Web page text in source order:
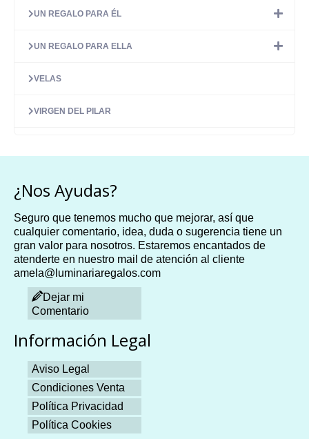
UN REGALO PARA ÉL
UN REGALO PARA ELLA
VELAS
VIRGEN DEL PILAR
¿Nos Ayudas?
Seguro que tenemos mucho que mejorar, así que
cualquier comentario, idea, duda o sugerencia tiene un
gran valor para nosotros. Estaremos encantados de
atenderte en nuestro mail de atención al cliente
amela@luminariaregalos.com
Dejar mi
Comentario
Información Legal
Aviso Legal
Condiciones Venta
Política Privacidad
Política Cookies